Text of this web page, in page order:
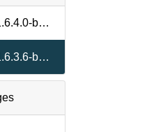
1.6.4.0-bp160.1.9
1.6.3.6-bp156.3.1